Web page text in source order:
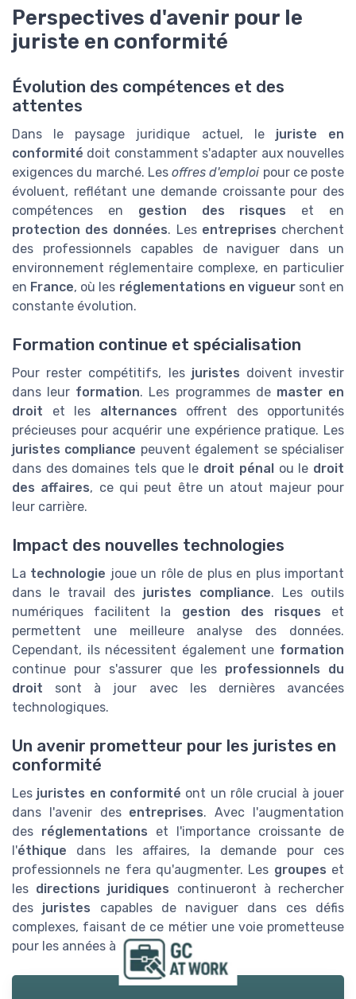
Perspectives d'avenir pour le
juriste en conformité
Évolution des compétences et des
attentes
Dans le paysage juridique actuel, le juriste en
conformité doit constamment s'adapter aux nouvelles
exigences du marché. Les offres d'emploi pour ce poste
évoluent, reflétant une demande croissante pour des
compétences en gestion des risques et en
protection des données. Les entreprises cherchent
des professionnels capables de naviguer dans un
environnement réglementaire complexe, en particulier
en France, où les réglementations en vigueursont en
constante évolution.
Formation continue et spécialisation
Pour rester compétitifs, les juristes doivent investir
dans leur formation. Les programmes de master en
droit et les alternances offrent des opportunités
précieuses pour acquérir une expérience pratique. Les
juristes compliance peuvent également se spécialiser
dans des domaines tels que le droit pénalou le droit
des affaires, ce qui peut être un atout majeur pour
leur carrière.
Impact des nouvelles technologies
La technologie joue un rôle de plus en plus important
dans le travail des juristes compliance. Les outils
numériques facilitent la gestion des risques et
permettent une meilleure analyse des données.
Cependant, ils nécessitent également une formation
continue pour s'assurer que les professionnels du
droit sont à jour avec les dernières avancées
technologiques.
Un avenir prometteur pour les juristes en
conformité
Les juristes en conformité ont un rôle crucial à jouer
dans l'avenir des entreprises. Avec l'augmentation
des réglementations et l'importance croissante de
l'éthique dans les affaires, la demande pour ces
professionnels ne fera qu'augmenter. Les groupes et
les directions juridiques continueront à rechercher
des juristes capables de naviguer dans ces défis
complexes, faisant de ce métier une voie prometteuse
pour les années à venir.